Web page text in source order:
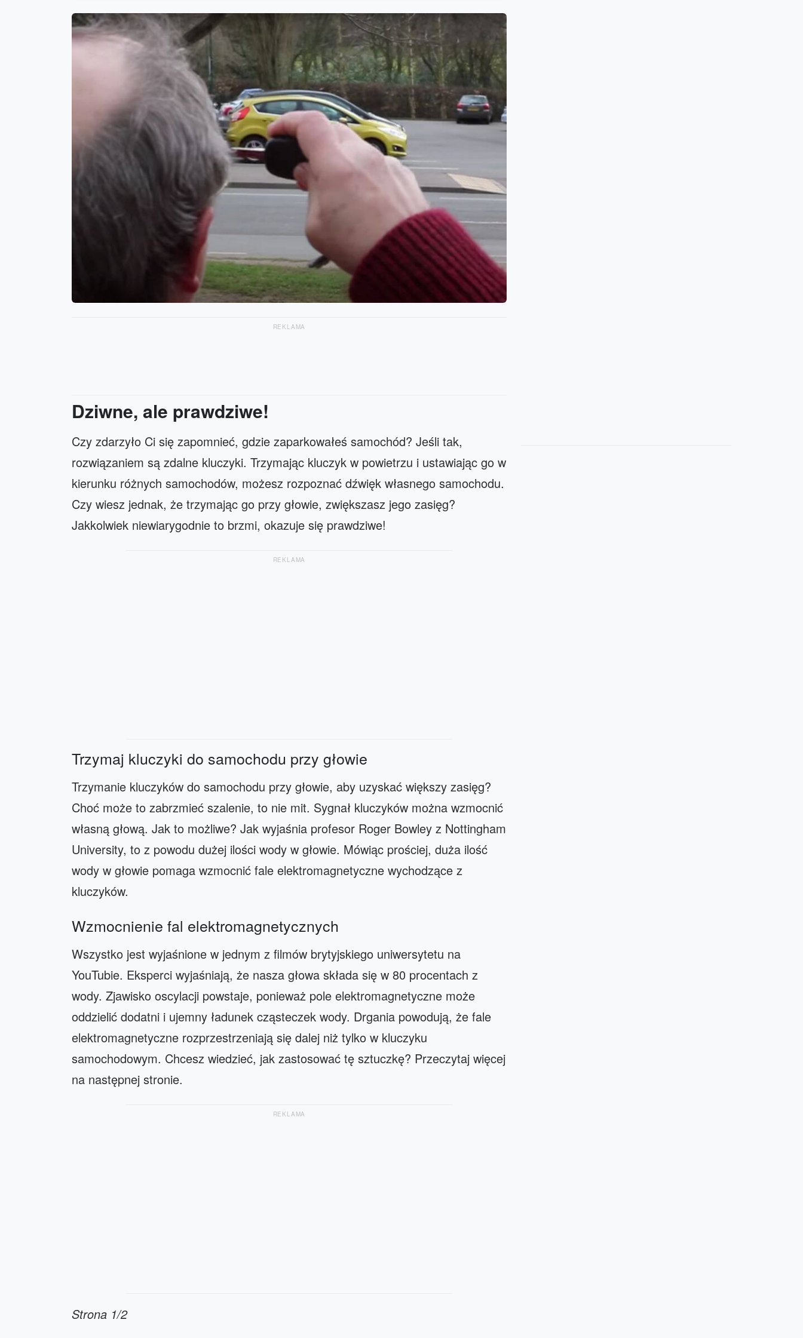
REKLAMA
Dziwne, ale prawdziwe!
Czy zdarzyło Ci się zapomnieć, gdzie zaparkowałeś samochód? Jeśli tak,
rozwiązaniem są zdalne kluczyki. Trzymając kluczyk w powietrzu i ustawiając go w
kierunku różnych samochodów, możesz rozpoznać dźwięk własnego samochodu.
Czy wiesz jednak, że trzymając go przy głowie, zwiększasz jego zasięg?
Jakkolwiek niewiarygodnie to brzmi, okazuje się prawdziwe!
REKLAMA
Trzymaj kluczyki do samochodu przy głowie
Trzymanie kluczyków do samochodu przy głowie, aby uzyskać większy zasięg?
Choć może to zabrzmieć szalenie, to nie mit. Sygnał kluczyków można wzmocnić
własną głową. Jak to możliwe? Jak wyjaśnia profesor Roger Bowley z Nottingham
University, to z powodu dużej ilości wody w głowie. Mówiąc prościej, duża ilość
wody w głowie pomaga wzmocnić fale elektromagnetyczne wychodzące z
kluczyków.
Wzmocnienie fal elektromagnetycznych
Wszystko jest wyjaśnione w jednym z filmów brytyjskiego uniwersytetu na
YouTubie. Eksperci wyjaśniają, że nasza głowa składa się w 80 procentach z
wody. Zjawisko oscylacji powstaje, ponieważ pole elektromagnetyczne może
oddzielić dodatni i ujemny ładunek cząsteczek wody. Drgania powodują, że fale
elektromagnetyczne rozprzestrzeniają się dalej niż tylko w kluczyku
samochodowym. Chcesz wiedzieć, jak zastosować tę sztuczkę? Przeczytaj więcej
na następnej stronie.
REKLAMA
Strona 1/2